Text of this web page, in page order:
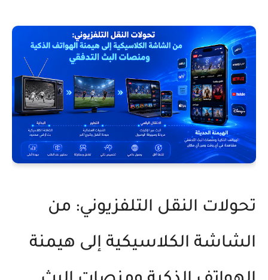
تحولات النقل التلفزيوني: من
الشاشة الكلاسيكية إلى هيمنة